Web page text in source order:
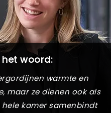
woord:
warmte en
maar ze dienen ook als
kamer samenbindt